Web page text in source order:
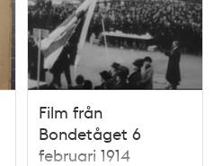
Film från
Bondetåget 6
februari 1914